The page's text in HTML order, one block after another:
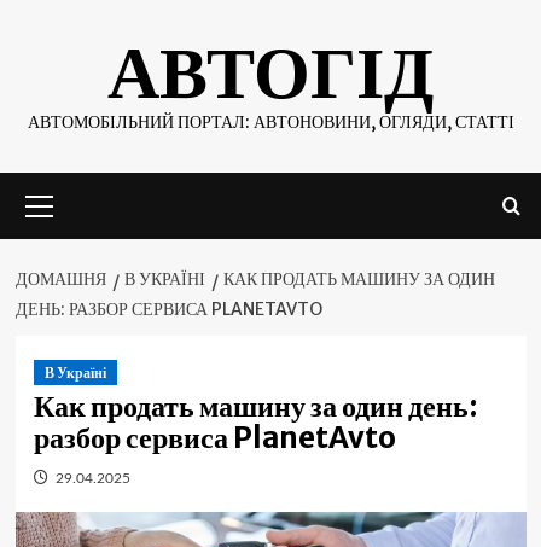
АВТОГІД
АВТОМОБІЛЬНИЙ ПОРТАЛ: АВТОНОВИНИ, ОГЛЯДИ, СТАТТІ
меню
ДОМАШНЯ В УКРАЇНІ
КАК ПРОДАТЬ МАШИНУ ЗА ОДИН
ДЕНЬ: РАЗБОР СЕРВИСА PLANETAVTO
В Україні
Как продать машину за один день:
разбор сервиса PlanetAvto
29.04.2025